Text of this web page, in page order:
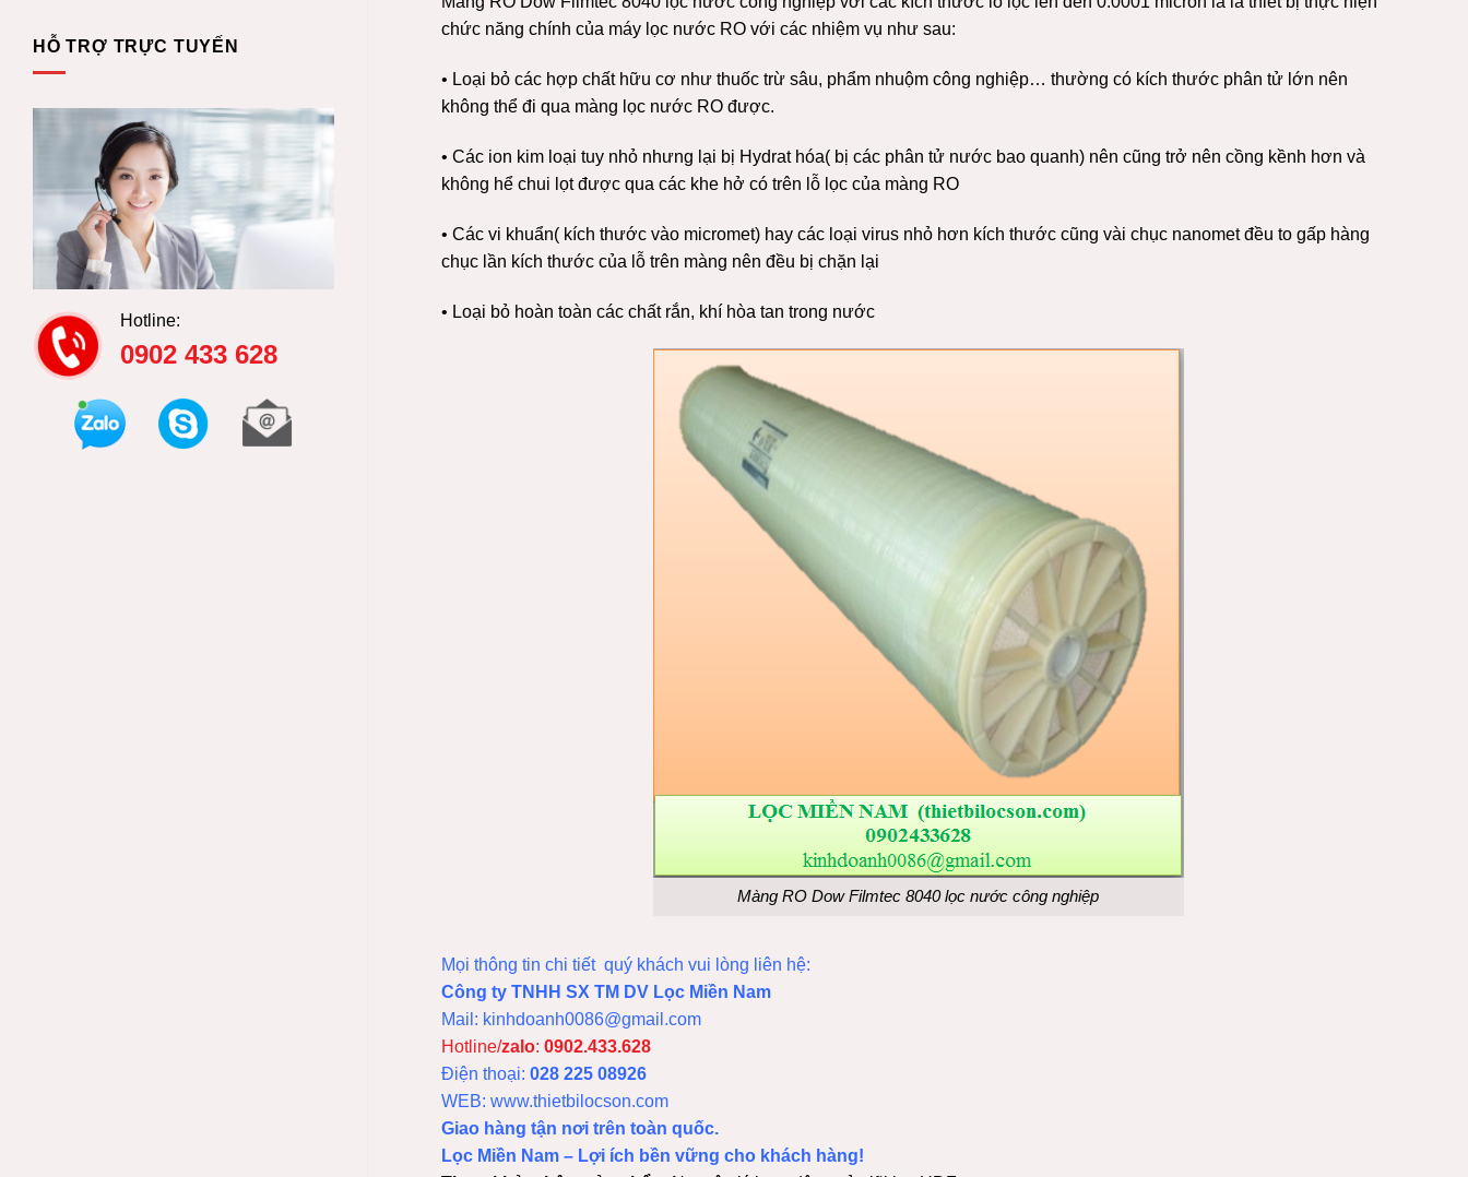
HỖ TRỢ TRỰC TUYẾN
Hotline:
0902 433 628
chức năng chính của máy lọc nước RO với các nhiệm vụ như sau:
• Loại bỏ các hợp chất hữu cơ như thuốc trừ sâu, phẩm nhuộm công nghiệp… thường có kích thước phân tử lớn nên
không thể đi qua màng lọc nước RO được.
• Các ion kim loại tuy nhỏ nhưng lại bị Hydrat hóa( bị các phân tử nước bao quanh) nên cũng trở nên cồng kềnh hơn và
không hể chui lọt được qua các khe hở có trên lỗ lọc của màng RO
• Các vi khuẩn( kích thước vào micromet) hay các loại virus nhỏ hơn kích thước cũng vài chục nanomet đều to gấp hàng
chục lần kích thước của lỗ trên màng nên đều bị chặn lại
• Loại bỏ hoàn toàn các chất rắn, khí hòa tan trong nước
Màng RO Dow Filmtec 8040 lọc nước công nghiệp
Mọi thông tin chi tiết quý khách vui lòng liên hệ:
Công ty TNHH SX TM DV Lọc Miền Nam
Mail: kinhdoanh0086@gmail.com
Hotline/zalo:0902.433.628
Điện thoại:028 225 08926
WEB:www.thietbilocson.com
Giao hàng tận nơi trên toàn quốc.
Lọc Miền Nam – Lợi ích bền vững cho khách hàng!